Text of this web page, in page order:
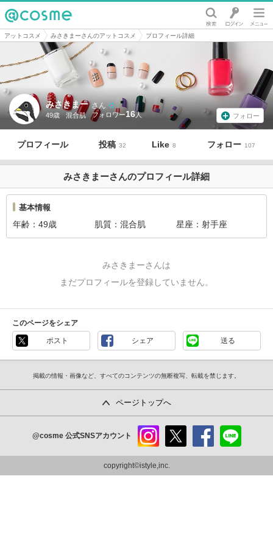
@cosme
アットコスメ みさきまーさんのアットコスメ プロフィール詳細
みさきまー さん
49歳 混合肌 16 フォロー
プロフィール 投稿 32 Like 8 フォロー 107
みさきまーさんのプロフィール詳細
基本情報
年齢 49歳 肌質 混合肌 星座 射手座
みさきまーさんは
まだプロフィールを登録していません。
このページをシェア
ポスト シェア 送る
掲載の情報・画像など、すべてのコンテンツの無断複写、転載を禁じます。
ページトップへ
@cosme 公式SNSアカウント
ram
copyright©istyle,inc.